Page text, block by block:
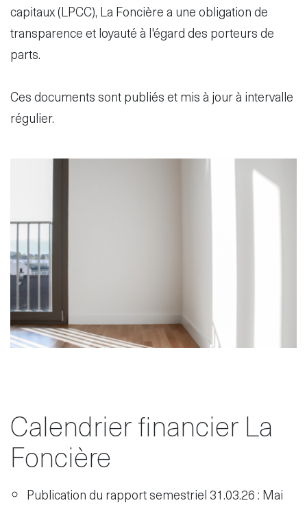
Disclaimer
d'actualités
fr
capitaux (LPCC), La Foncière a une obligation de
transparence et loyauté à l'égard des porteurs de
parts.
Ces documents sont publiés et mis à jour à intervalle
régulier.
Calendrier financier La
Foncière
Publication du rapport semestriel 31.03.26 : Mai